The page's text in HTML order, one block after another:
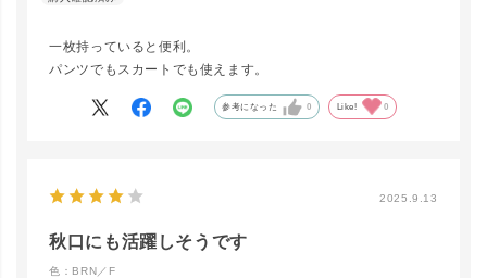
在庫なし
LINEで再入荷
一枚持っていると便利。
パンツでもスカートでも使えます。
参考になった 0 Like! 0
2025.9.13
秋口にも活躍しそうです
色：BRN／F